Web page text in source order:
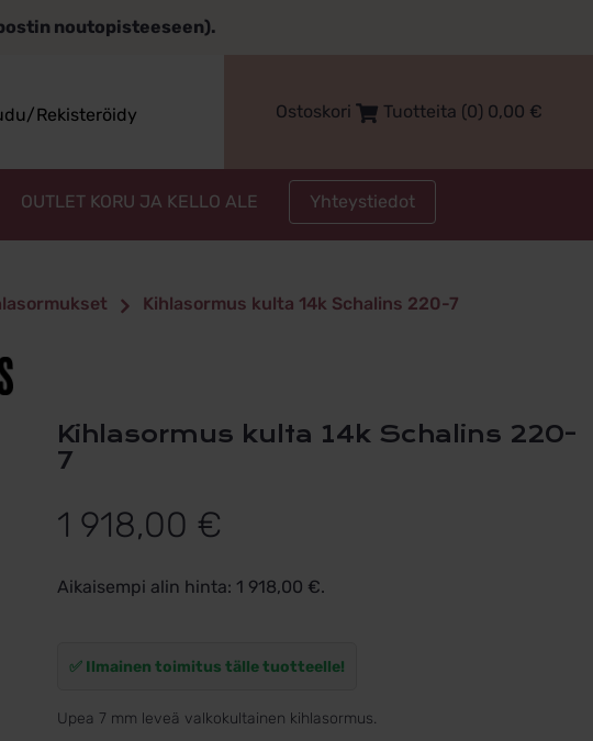
noutopisteeseen).
Rekisteröidy Ostoskori Tuotteita (0) 0,00 €
OUTLET KORU JA KELLO ALE Yhteystiedot
Kihlasormus kulta 14k Schalins 220-7
Kihlasormus kulta 14k Schalins 220-
7
1 918,00 €
Aikaisempi alin hinta: 1 918,00 €.
✅ Ilmainen toimitus tälle tuotteelle!
Upea 7 mm leveä valkokultainen kihlasormus.